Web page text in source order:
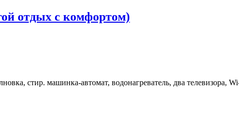
отдых с комфортом)
стир. машинка-автомат, водонагреватель, два телевизора,